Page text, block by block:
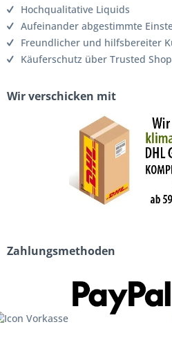
Hochqualitative Liquids
Aufeinander abgestimmte
Freundlicher und hilfsbereiter
Käuferschutz über Trusted
Wir verschicken mit
Zahlungsmethoden